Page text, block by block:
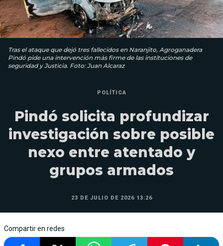
Tras el ataque que dejó tres fallecidos en Naranjito, Agroganadera
Pindó pide una intervención más firme de las instituciones de
seguridad y Justicia. Foto: Juan Alcaraz
POLÍTICA
Pindó solicita profundizar
investigación sobre posible
nexo entre atentado y
grupos armados
23 DE JULIO DE 2026 13:26
Compartir en redes